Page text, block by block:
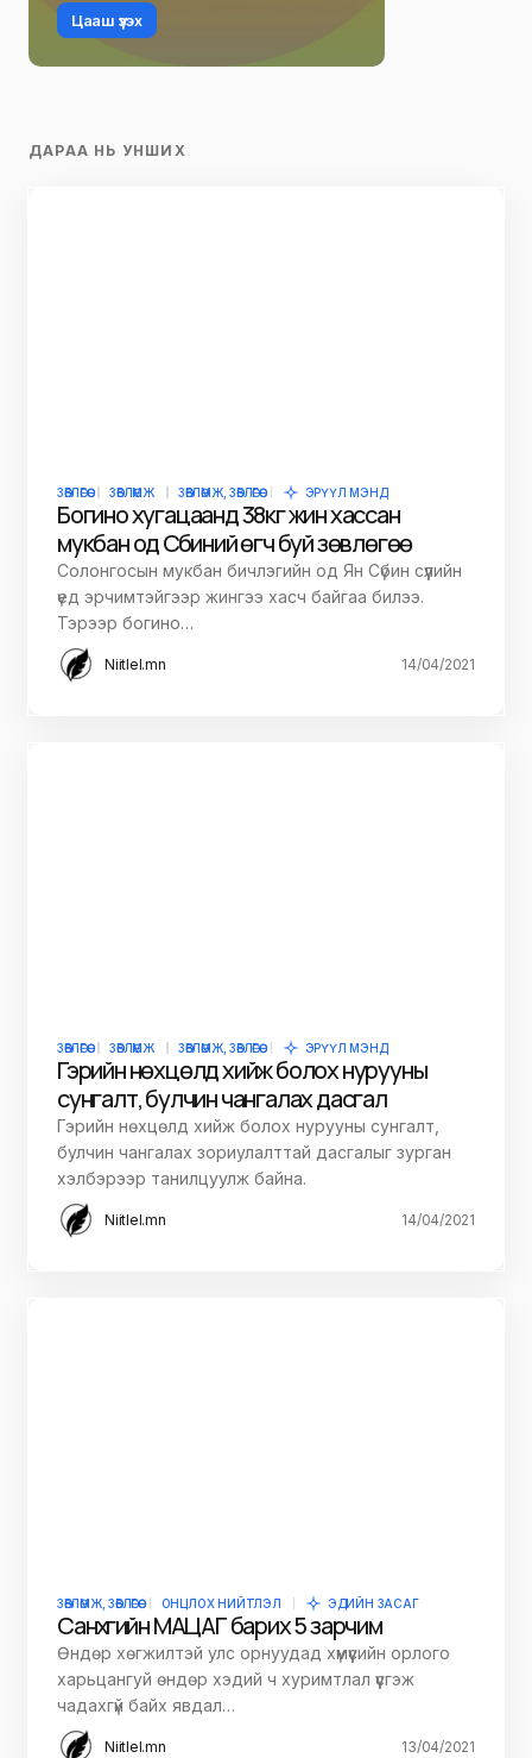
Цааш үзэх
ДАРАА НЬ УНШИХ
ЗӨВЛӨГӨӨ ЗӨВЛӨМЖ ЗӨВЛӨМЖ, ЗӨВЛӨГӨӨ ЭРҮҮЛ МЭНД
Богино хугацаанд 38кг жин хассан
мукбан од Сүбиний өгч буй зөвлөгөө
Солонгосын мукбан бичлэгийн од Ян Сүбин сүүлийн
үед эрчимтэйгээр жингээ хасч байгаа билээ.
Тэрээр богино…
Niitlel.mn 14/04/2021
ЗӨВЛӨГӨӨ ЗӨВЛӨМЖ ЗӨВЛӨМЖ, ЗӨВЛӨГӨӨ ЭРҮҮЛ МЭНД
Гэрийн нөхцөлд хийж болох нурууны
сунгалт, булчин чангалах дасгал
Гэрийн нөхцөлд хийж болох нурууны сунгалт,
булчин чангалах зориулалттай дасгалыг зурган
хэлбэрээр танилцуулж байна.
Niitlel.mn 14/04/2021
ЗӨВЛӨМЖ, ЗӨВЛӨГӨӨ ОНЦЛОХ НИЙТЛЭЛ ЭДИЙН ЗАСАГ
Санхүүгийн МАЦАГ барих 5 зарчим
Өндөр хөгжилтэй улс орнуудад хүмүүсийн орлого
харьцангуй өндөр хэдий ч хуримтлал үүсгэж
чадахгүй байх явдал…
Niitlel.mn 13/04/2021